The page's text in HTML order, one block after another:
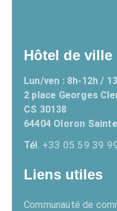
Hôtel de ville
Lun/ven : 8h-12h /
2 place Georges
CS 30138
64404 Oloron
Tél. +33 05 59 39
Liens utiles
Communauté de